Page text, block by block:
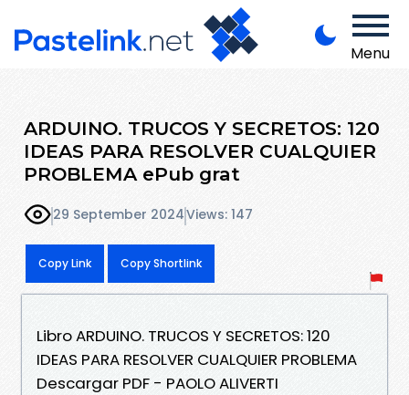
Menu
ARDUINO. TRUCOS Y SECRETOS: 120
IDEAS PARA RESOLVER CUALQUIER
PROBLEMA ePub grat
29 September 2024Views: 147
Copy Link Copy Shortlink
Libro ARDUINO. TRUCOS Y SECRETOS: 120
IDEAS PARA RESOLVER CUALQUIER PROBLEMA
Descargar PDF - PAOLO ALIVERTI